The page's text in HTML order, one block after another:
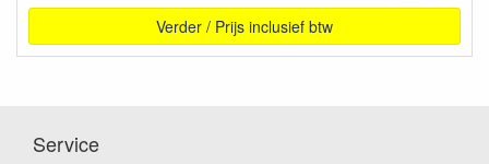
Verder / Prijs inclusief btw
Service